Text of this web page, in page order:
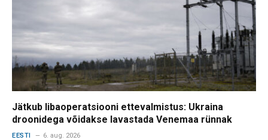
Jätkub libaoperatsiooni ettevalmistus: Ukraina
droonidega võidakse lavastada Venemaa rünnak
EESTI 6. aug. 2026